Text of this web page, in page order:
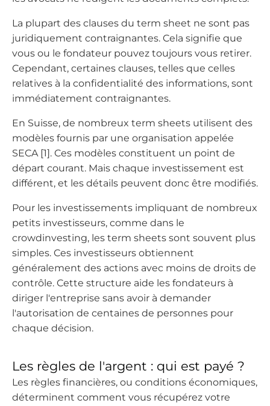
La plupart des clauses du term sheet ne sont pas
juridiquement contraignantes. Cela signifie que
vous ou le fondateur pouvez toujours vous retirer.
Cependant, certaines clauses, telles que celles
relatives à la confidentialité des informations, sont
immédiatement contraignantes.
En Suisse, de nombreux term sheets utilisent des
modèles fournis par une organisation appelée
SECA [1]. Ces modèles constituent un point de
départ courant. Mais chaque investissement est
différent, et les détails peuvent donc être modifiés.
Pour les investissements impliquant de nombreux
petits investisseurs, comme dans le
crowdinvesting, les term sheets sont souvent plus
simples. Ces investisseurs obtiennent
généralement des actions avec moins de droits de
contrôle. Cette structure aide les fondateurs à
diriger l'entreprise sans avoir à demander
l'autorisation de centaines de personnes pour
chaque décision.
Les règles de l'argent : qui est payé ?
Les règles financières, ou conditions économiques,
déterminent comment vous récupérez votre